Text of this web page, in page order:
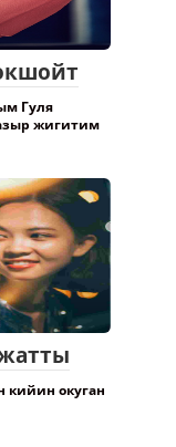
Гуля
жигитим
кийин окуган